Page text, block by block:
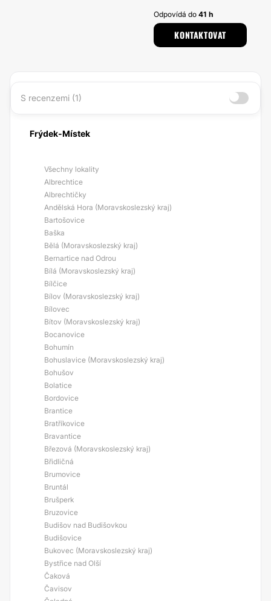
Odpovídá do41 h
KONTAKTOVAT
S recenzemi (1)
Frýdek-Místek
Všechny lokality
Albrechtice
Albrechtičky
Andělská Hora (Moravskoslezský kraj)
Bartošovice
Baška
Bělá (Moravskoslezský kraj)
Bernartice nad Odrou
Bílá (Moravskoslezský kraj)
Bílčice
Bílov (Moravskoslezský kraj)
Bílovec
Bítov (Moravskoslezský kraj)
Bocanovice
Bohumín
Bohuslavice (Moravskoslezský kraj)
Bohušov
Bolatice
Bordovice
Brantice
Bratříkovice
Bravantice
Březová (Moravskoslezský kraj)
Břidličná
Brumovice
Bruntál
Brušperk
Bruzovice
Budišov nad Budišovkou
Budišovice
Bukovec (Moravskoslezský kraj)
Bystřice nad Olší
Čaková
Čavisov